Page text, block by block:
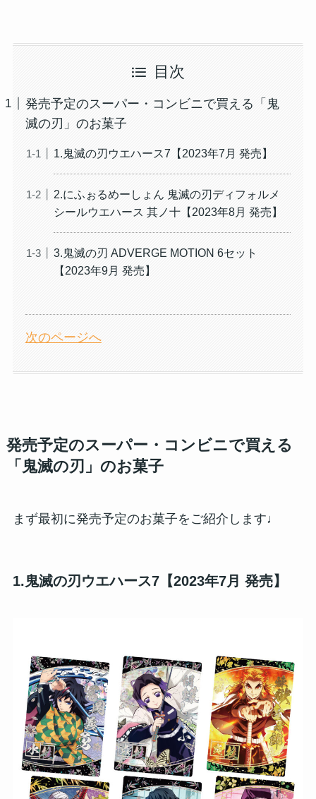
目次
発売予定のスーパー・コンビニで買える「鬼
滅の刃」のお菓子
1.鬼滅の刃ウエハース7【2023年7月 発売】
2.にふぉるめーしょん 鬼滅の刃ディフォルメ
シールウエハース 其ノ十【2023年8月 発売】
3.鬼滅の刃 ADVERGE MOTION 6セット
【2023年9月 発売】
次のページへ
発売予定のスーパー・コンビニで買える
「鬼滅の刃」のお菓子
まず最初に発売予定のお菓子をご紹介します♩
1.鬼滅の刃ウエハース7【2023年7月 発売】